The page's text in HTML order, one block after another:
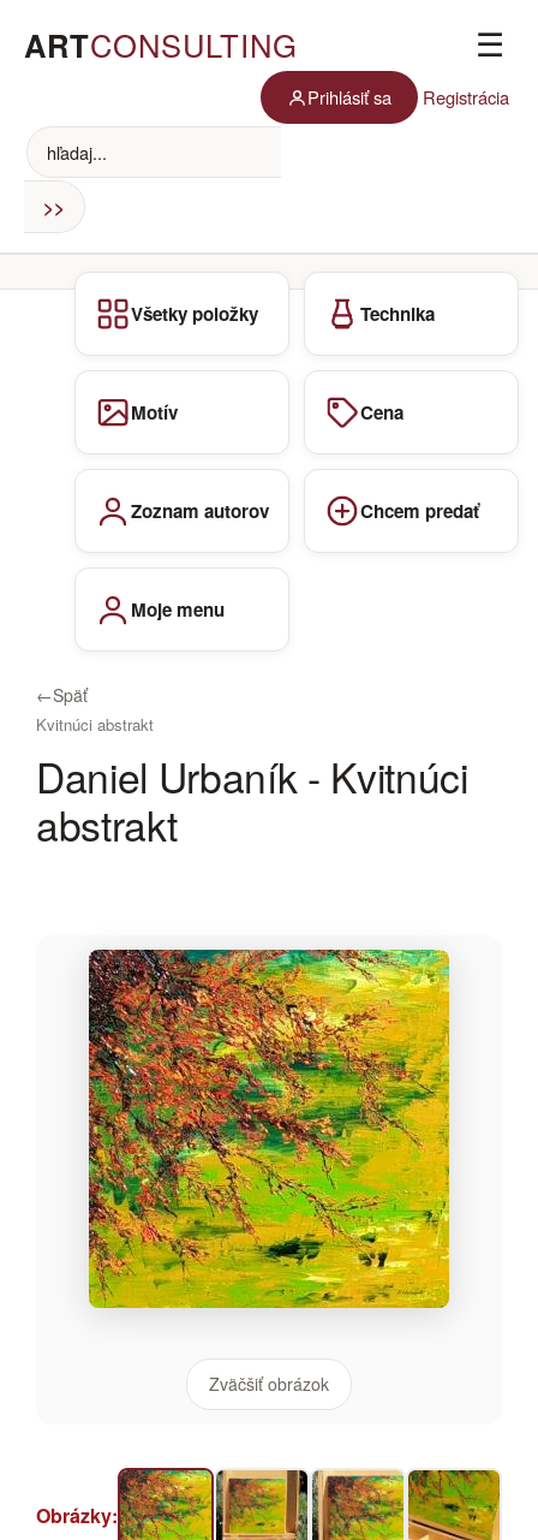
ARTCONSULTING ☰
Prihlásiť sa Registrácia
Všetky položky Technika
Motív Cena
Zoznam autorov Chcem predať
Moje menu
←Späť
Kvitnúci abstrakt
Daniel Urbaník - Kvitnúci
abstrakt
Zväčšiť obrázok
Obrázky: